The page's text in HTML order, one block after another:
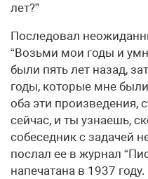
лет?”
Последовал
“Возьми мои годы и
были пять лет назад,
годы, которые мне
оба эти произведения,
сейчас, и ты узнаешь,
собеседник с задачей
послал ее в журнал
напечатана в 1937